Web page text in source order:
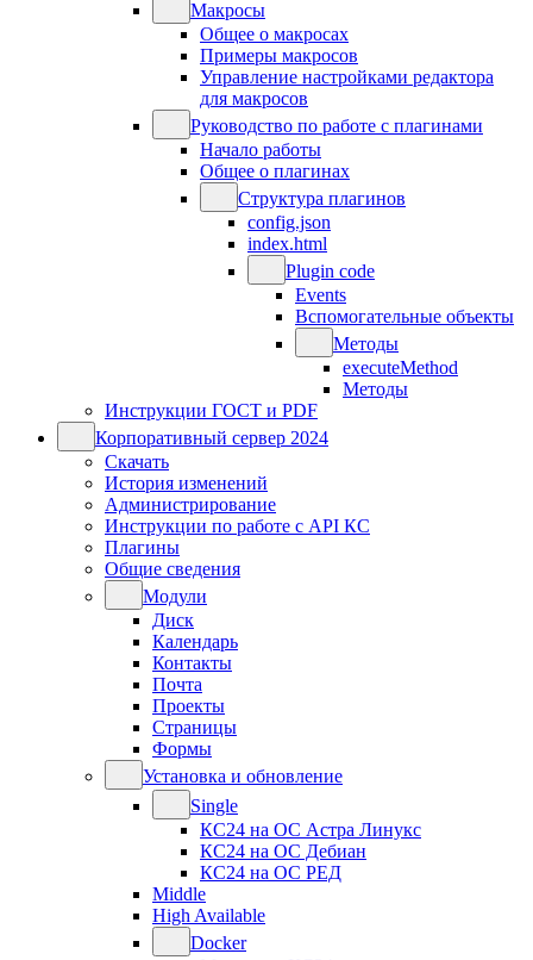
Макросы
Общее о макросах
Примеры макросов
Управление настройками редактора
для макросов
Руководство по работе с плагинами
Начало работы
Общее о плагинах
Структура плагинов
config.json
index.html
Plugin code
Events
Вспомогательные объекты
Методы
executeMethod
Методы
Инструкции ГОСТ и PDF
Корпоративный сервер 2024
Скачать
История изменений
Администрирование
Инструкции по работе с API КС
Плагины
Общие сведения
Модули
Диск
Календарь
Контакты
Почта
Проекты
Страницы
Формы
Установка и обновление
Single
КС24 на ОС Астра Линукс
КС24 на ОС Дебиан
КС24 на ОС РЕД
Middle
High Available
Docker